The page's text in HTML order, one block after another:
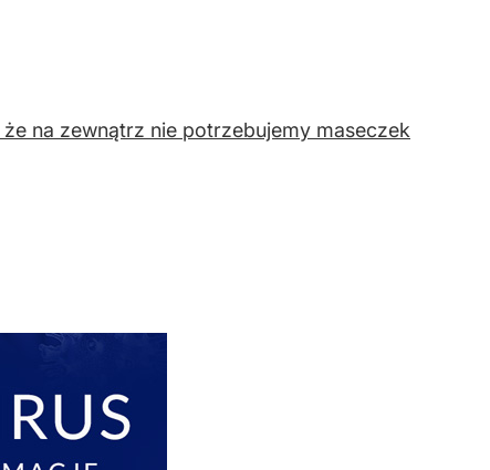
na zewnątrz nie potrzebujemy maseczek